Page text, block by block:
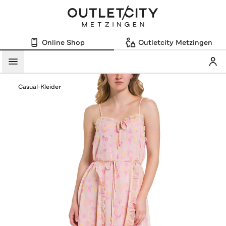
Online Shop Outletcity Metzingen
Menü
Casual-Kleider